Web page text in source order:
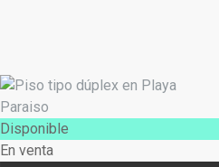
Disponible
En venta